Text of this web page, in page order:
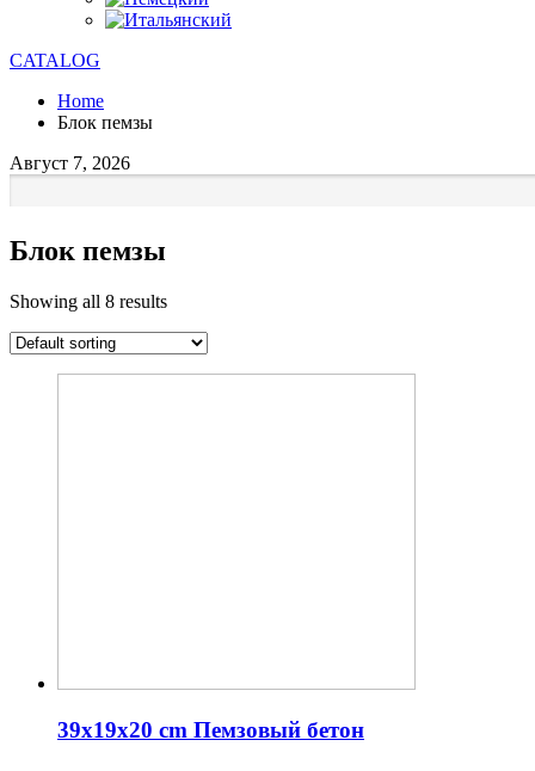
CATALOG
Home
Блок пемзы
Август 7, 2026
Блок пемзы
Showing all 8 results
39x19x20 cm Пемзовый бетон